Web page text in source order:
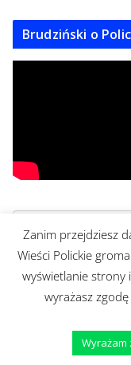
Brudziński o
https://
Zanim przejdziesz
Wieści Polickie
wyświetlanie strony
wyrażasz
Wyrażam